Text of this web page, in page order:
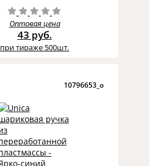
Оптовая цена
43 руб.
при тираже 500шт.
10796653_o